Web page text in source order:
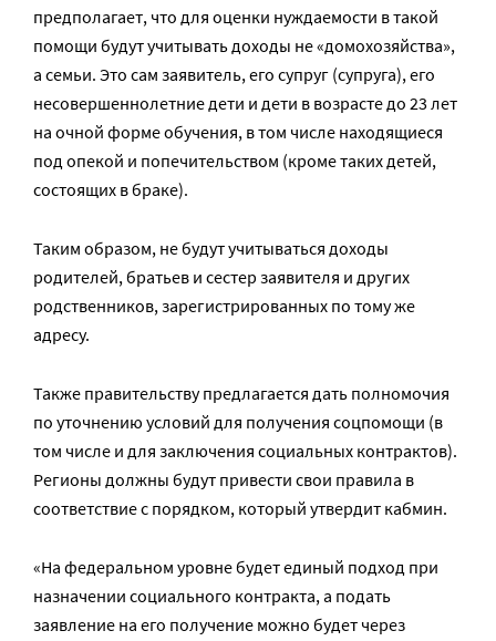
предполагает, что для оценки нуждаемости в такой
помощи будут учитывать доходы не «домохозяйства»,
а семьи. Это сам заявитель, его супруг (супруга), его
несовершеннолетние дети и дети в возрасте до 23 лет
на очной форме обучения, в том числе находящиеся
под опекой и попечительством (кроме таких детей,
состоящих в браке).
Таким образом, не будут учитываться доходы
родителей, братьев и сестер заявителя и других
родственников, зарегистрированных по тому же
адресу.
Также правительству предлагается дать полномочия
по уточнению условий для получения соцпомощи (в
том числе и для заключения социальных контрактов).
Регионы должны будут привести свои правила в
соответствие с порядком, который утвердит кабмин.
«На федеральном уровне будет единый подход при
назначении социального контракта, а подать
заявление на его получение можно будет через